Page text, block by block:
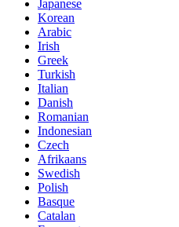
Japanese
Korean
Arabic
Irish
Greek
Turkish
Italian
Danish
Romanian
Indonesian
Czech
Afrikaans
Swedish
Polish
Basque
Catalan